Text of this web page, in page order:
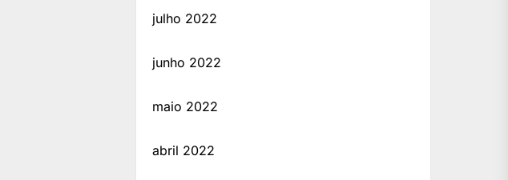
julho 2022
junho 2022
maio 2022
abril 2022